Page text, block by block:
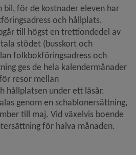
bil, för de kostnader eleven har
och hållplats.
till högst en trettiondedel av
stödet (busskort och
folkbokföringsadress och
ges de hela kalendermånader
resor mellan
genom en schablonersättning,
till maj. Vid växelvis boende
för halva månaden.